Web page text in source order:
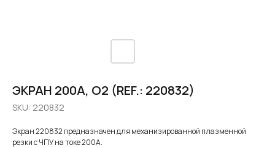
ЭКРАН 200A, O2 (REF.: 220832)
SKU: 220832
Экран 220832 предназначен для механизированной плазменной
резки с ЧПУ на токе 200А.